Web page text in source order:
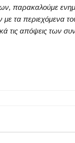
παρακαλούμε
με τα περιεχόμενα
τις απόψεις των